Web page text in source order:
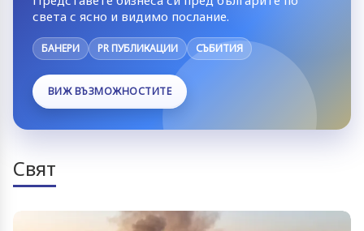
света с ясно и видимо послание.
БАНЕРИ PR ПУБЛИКАЦИИ СЪБИТИЯ
ВИЖ ВЪЗМОЖНОСТИТЕ
Свят